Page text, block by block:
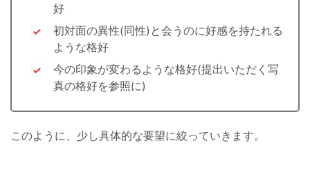
好
初対面の異性(同性)と会うのに好感を持たれる
ような格好
今の印象が変わるような格好(提出いただく写
真の格好を参照に)
このように、少し具体的な要望に絞っていきます。